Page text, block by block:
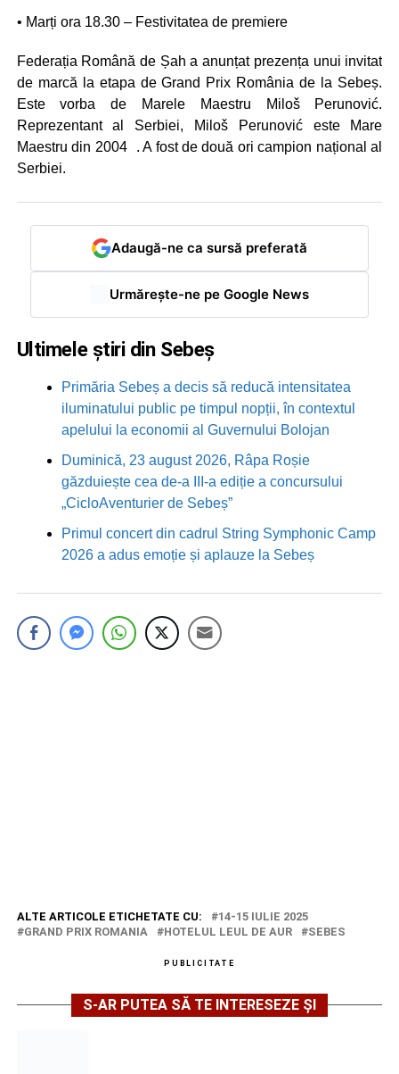
• Marți ora 18.30 – Festivitatea de premiere
Federația Română de Șah a anunțat prezența unui invitat
de marcă la etapa de Grand Prix România de la Sebeș.
Este vorba de Marele Maestru Miloš Perunović.
Reprezentant al Serbiei, Miloš Perunović este Mare
Maestru din 2004 . A fost de două ori campion național al
Serbiei.
Adaugă-ne ca sursă preferată
Urmărește-ne pe Google News
Ultimele știri din Sebeș
Primăria Sebeș a decis să reducă intensitatea
iluminatului public pe timpul nopții, în contextul
apelului la economii al Guvernului Bolojan
Duminică, 23 august 2026, Râpa Roșie
găzduiește cea de-a III-a ediție a concursului
„CicloAventurier de Sebeș”
Primul concert din cadrul String Symphonic Camp
2026 a adus emoție și aplauze la Sebeș
ALTE ARTICOLE ETICHETATE CU:
14-15 IULIE 2025
GRAND PRIX ROMANIA
HOTELUL LEUL DE AUR SEBES
PUBLICITATE
S-AR PUTEA SĂ TE INTERESEZE ȘI